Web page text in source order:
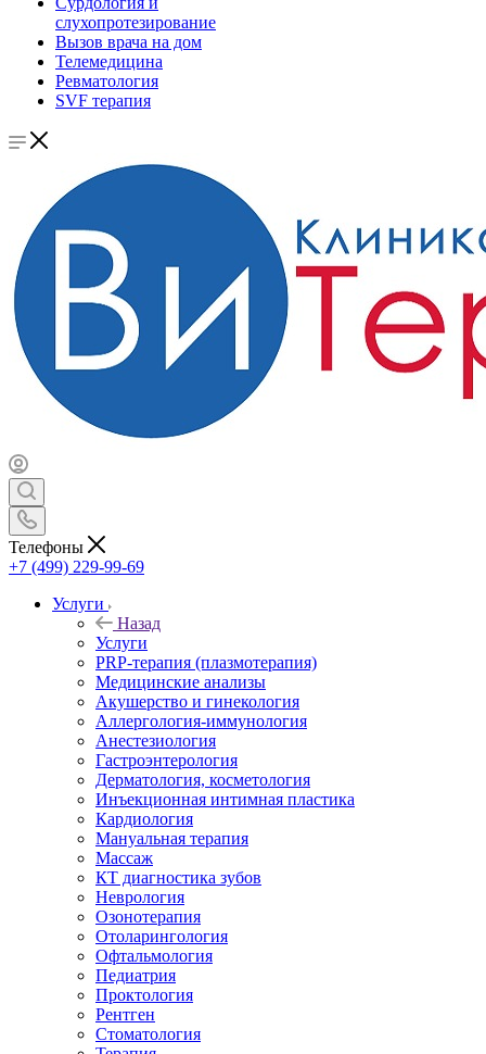
слухопротезирование
Вызов врача на дом
Телемедицина
Ревматология
SVF терапия
Телефоны
+7 (499) 229-99-69
Услуги
Назад
Услуги
PRP-терапия (плазмотерапия)
Медицинские анализы
Акушерство и гинекология
Аллергология-иммунология
Анестезиология
Гастроэнтерология
Дерматология, косметология
Инъекционная интимная пластика
Кардиология
Мануальная терапия
Массаж
КТ диагностика зубов
Неврология
Озонотерапия
Отоларингология
Офтальмология
Педиатрия
Проктология
Рентген
Стоматология